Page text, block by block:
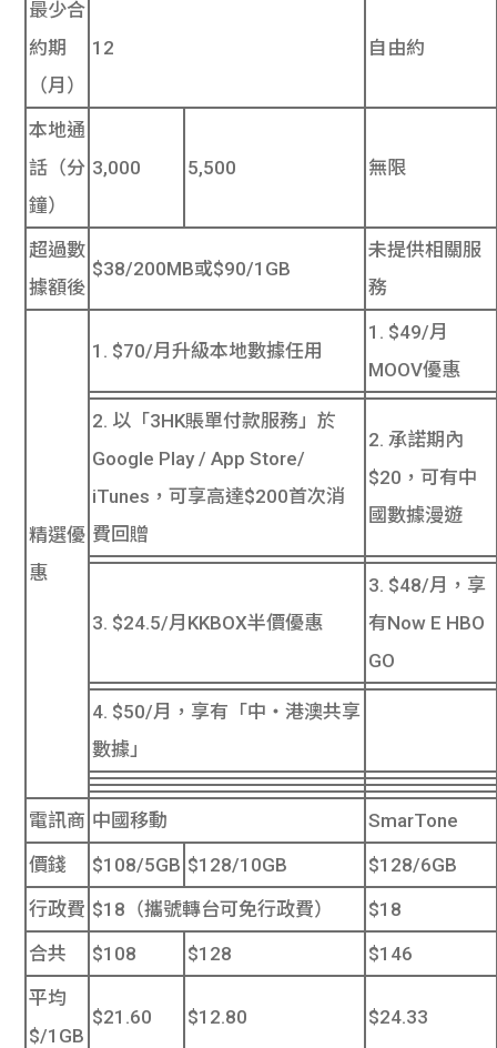
最少合
約期
（月）
12 自由約
本地通
話（分
鐘）
3,000 5,500 無限
超過數
據額後
$38/200MB或$90/1GB
未提供相關服
務
精選優
惠
1. $70/月升級本地數據任用
1. $49/月
MOOV優惠
2. 以「3HK賬單付款服務」於
Google Play / App Store/
iTunes，可享高達$200首次消
費回贈
2. 承諾期內
$20，可有中
國數據漫遊
3. $24.5/月KKBOX半價優惠
3. $48/月，享
有Now E HBO
GO
4. $50/月，享有「中‧港澳共享
數據」
電訊商 中國移動
SmarTone
價錢
$108/5GB $128/10GB
$128/6GB
行政費 $18（攜號轉台可免行政費）
$18
合共
$108 $128
$146
平均
$/1GB
$21.60 $12.80 $24.33